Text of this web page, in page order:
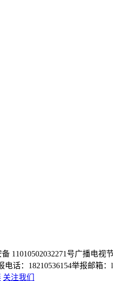
11010502032271号广播电视
话：18210536154举报邮箱：
关注我们